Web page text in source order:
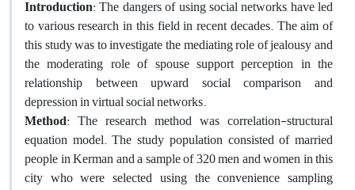
Introduction: The dangers of using social networks have led
to various research in this field in recent decades. The aim of
this study was to investigate the mediating role of jealousy and
the moderating role of spouse support perception in the
relationship between upward social comparison and
depression in virtual social networks.
Method: The research method was correlation-structural
equation model. The study population consisted of married
people in Kerman and a sample of 320 men and women in this
city who were selected using the convenience sampling